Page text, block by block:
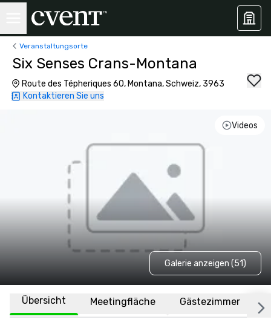
Veranstaltungsorte
Six Senses Crans-Montana
Route des Tépheriques 60, Montana, Schweiz, 3963
Kontaktieren Sie uns
Videos
Galerie anzeigen (51)
Übersicht Meetingfläche Gästezimmer